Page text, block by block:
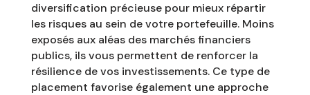
diversification précieuse pour mieux répartir
les risques au sein de votre portefeuille. Moins
exposés aux aléas des marchés financiers
publics, ils vous permettent de renforcer la
résilience de vos investissements. Ce type de
placement favorise également une approche